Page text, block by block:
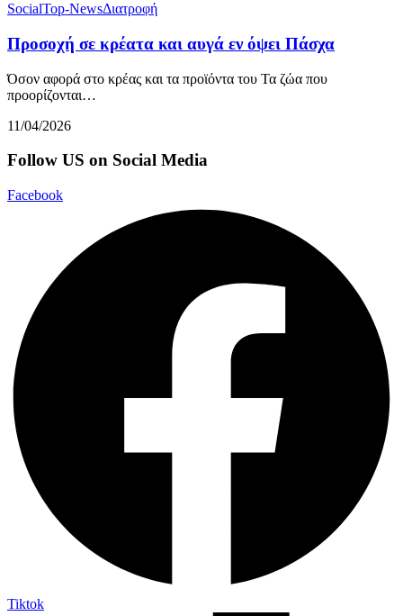
SocialTop-NewsΔιατροφή
Προσοχή σε κρέατα και αυγά εν όψει Πάσχα
Όσον αφορά στο κρέας και τα προϊόντα του Τα ζώα που
προορίζονται…
11/04/2026
Follow US on Social Media
Facebook
Tiktok